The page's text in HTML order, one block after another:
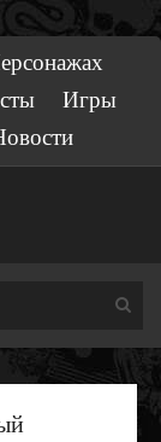
Игры